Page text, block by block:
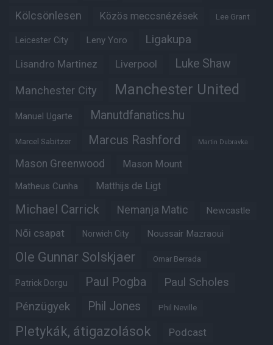
Kölcsönlesen Közös meccsnézések Lee Grant
Leicester City Leny Yoro Ligakupa
Lisandro Martinez Liverpool Luke Shaw
Manchester City Manchester United
Manuel Ugarte Manutdfanatics.hu
Marcel Sabitzer Marcus Rashford Martin Dubravka
Mason Greenwood Mason Mount
Matheus Cunha Matthijs de Ligt
Michael Carrick Nemanja Matic Newcastle
Női csapat Norwich City Noussair Mazraoui
Ole Gunnar Solskjaer Omar Berrada
Patrick Dorgu Paul Pogba Paul Scholes
Pénzügyek Phil Jones Phil Neville
Pletykák, átigazolások Podcast